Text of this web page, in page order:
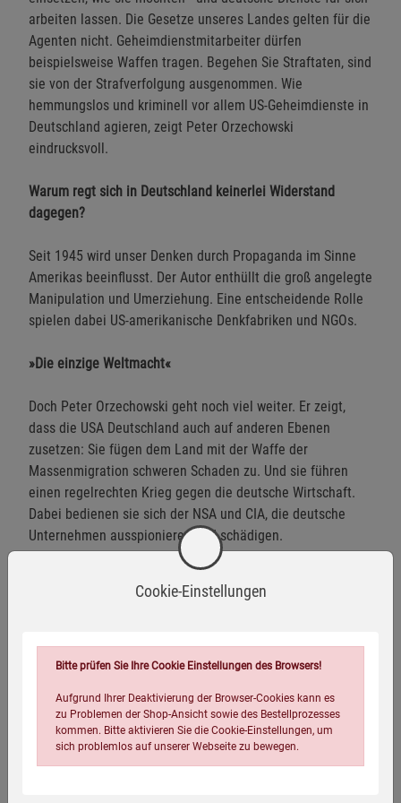
arbeiten lassen. Die Gesetze unseres Landes gelten für die
Agenten nicht. Geheimdienstmitarbeiter dürfen
beispielsweise Waffen tragen. Begehen Sie Straftaten, sind
sie von der Strafverfolgung ausgenommen. Wie
hemmungslos und kriminell vor allem US-Geheimdienste in
Deutschland agieren, zeigt Peter Orzechowski
eindrucksvoll.
Warum regt sich in Deutschland keinerlei Widerstand
dagegen?
Seit 1945 wird unser Denken durch Propaganda im Sinne
Amerikas beeinflusst. Der Autor enthüllt die groß angelegte
Manipulation und Umerziehung. Eine entscheidende Rolle
spielen dabei US-amerikanische Denkfabriken und NGOs.
»Die einzige Weltmacht«
Doch Peter Orzechowski geht noch viel weiter. Er zeigt,
dass die USA Deutschland auch auf anderen Ebenen
zusetzen: Sie fügen dem Land mit der Waffe der
Massenmigration schweren Schaden zu. Und sie führen
einen regelrechten Krieg gegen die deutsche Wirtschaft.
Dabei bedienen sie sich der NSA und CIA, die deutsche
Unternehmen ausspionieren und schädigen.
Sicherheitsberater und Geostratege Zbigniew Brzezinski
dass Deutschland nicht nur Protektorat sei, sondern auch
Vasall der Vereinigten Staaten von Amerika.
Eigenschaften
Cookie-Einstellungen
Bitte prüfen Sie Ihre Cookie Einstellungen des Browsers!
Aufgrund Ihrer Deaktivierung der Browser-Cookies kann es
zu Problemen der Shop-Ansicht sowie des Bestellprozesses
kommen. Bitte aktivieren Sie die Cookie-Einstellungen, um
sich problemlos auf unserer Webseite zu bewegen.